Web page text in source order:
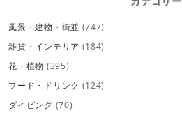
風景・建物・街並 (747)
雑貨・インテリア (184)
花・植物 (395)
フード・ドリンク (124)
ダイビング (70)